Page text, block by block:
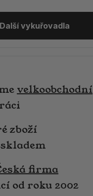
Další vykuřovadla
velkoobchodní
zboží
firma
od roku 2002